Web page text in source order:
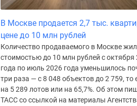
В Москве продается 2,7 тыс.
цене до 10 млн рублей
Количество продаваемого в Москве
стоимостью до 10 млн рублей с октября
года по июль 2026 года уменьшилось
три раза — с 8 048 объектов до 2 759, то
на 5 289 лотов или на 65,7%. Об этом
ТАСС со ссылкой на материалы